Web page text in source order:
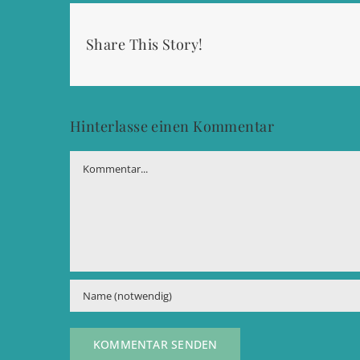
Share This Story!
Hinterlasse einen Kommentar